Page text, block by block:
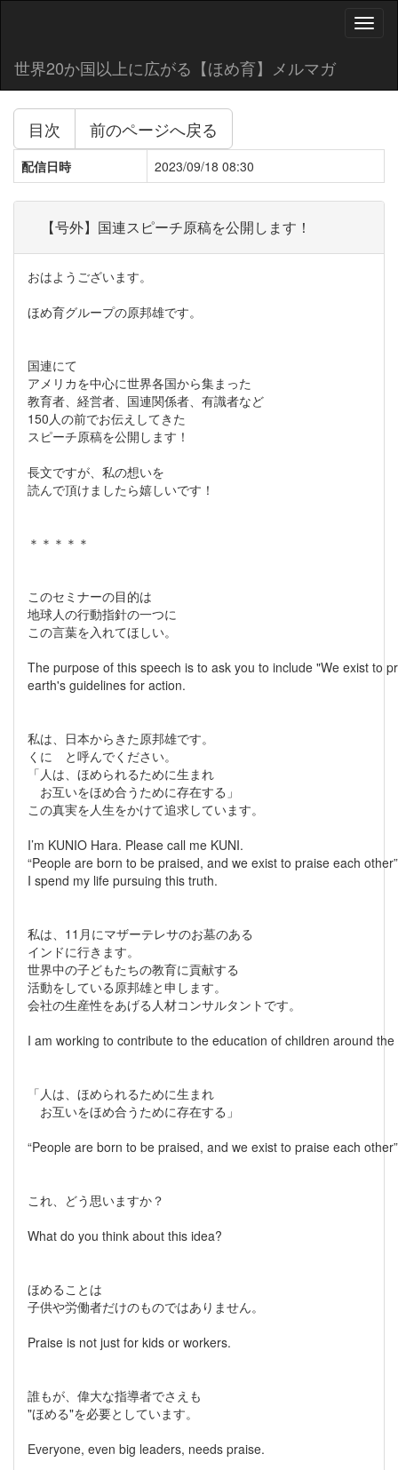
世界20か国以上に広がる【ほめ育】メルマガ
目次 前のページへ戻る
配信日時 2023/09/18 08:30
【号外】国連スピーチ原稿を公開します！
おはようございます。
ほめ育グループの原邦雄です。
国連にて
アメリカを中心に世界各国から集まった
教育者、経営者、国連関係者、有識者など
150人の前でお伝えしてきた
スピーチ原稿を公開します！
長文ですが、私の想いを
読んで頂けましたら嬉しいです！
＊＊＊＊＊
このセミナーの目的は
地球人の行動指針の一つに
この言葉を入れてほしい。
The purpose of this speech is to ask you to include "We exist
earth's guidelines for action.
私は、日本からきた原邦雄です。
くに と呼んでください。
「人は、ほめられるために生まれ
お互いをほめ合うために存在する」
この真実を人生をかけて追求しています。
I’m KUNIO Hara. Please call me KUNI.
“People are born to be praised, and we exist to praise each
I spend my life pursuing this truth.
私は、11月にマザーテレサのお墓のある
インドに行きます。
世界中の子どもたちの教育に貢献する
活動をしている原邦雄と申します。
会社の生産性をあげる人材コンサルタントです。
I am working to contribute to the education of children around
「人は、ほめられるために生まれ
お互いをほめ合うために存在する」
“People are born to be praised, and we exist to praise each other”
これ、どう思いますか？
What do you think about this idea?
ほめることは
子供や労働者だけのものではありません。
Praise is not just for kids or workers.
誰もが、偉大な指導者でさえも
"ほめる"を必要としています。
Everyone, even big leaders, needs praise.